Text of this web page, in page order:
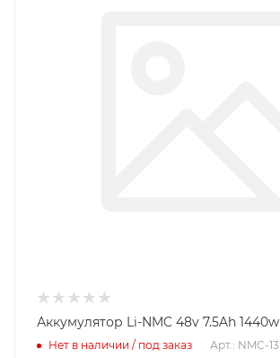
Аккумулятор Li-NMC 48v 7.5Ah
Нет в наличии / под заказ Арт.: NMC-